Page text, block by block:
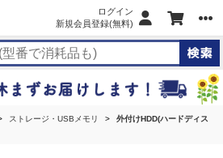
ログイン
新規会員登録(無料)
ストレージ・USBメモリ
外付けHDD(ハードディス